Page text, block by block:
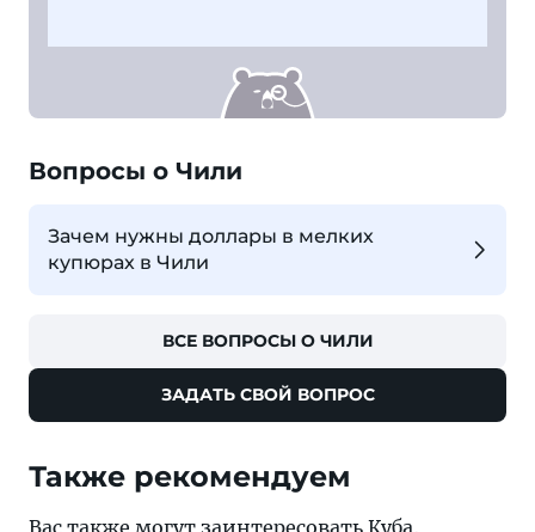
Вопросы о Чили
Зачем нужны доллары в мелких
купюрах в Чили
ВСЕ ВОПРОСЫ О ЧИЛИ
ЗАДАТЬ СВОЙ ВОПРОС
Также рекомендуем